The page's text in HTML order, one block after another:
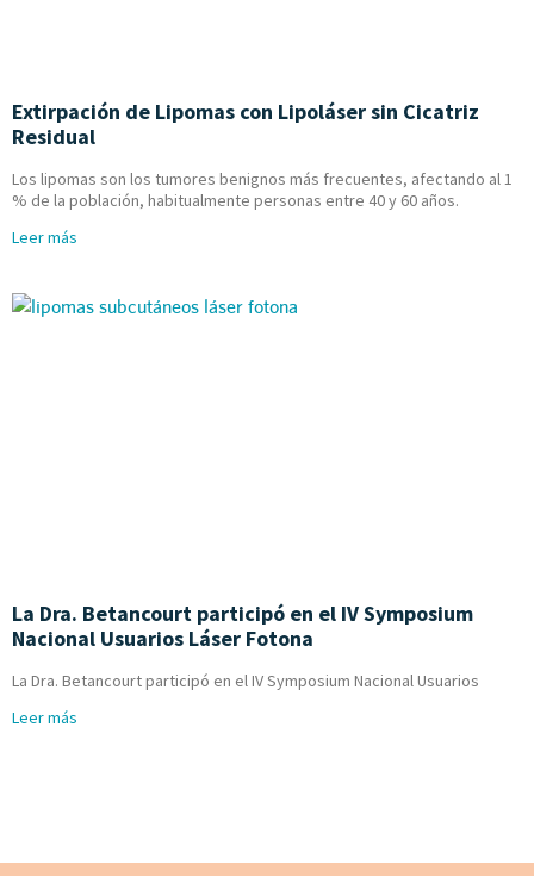
Extirpación de Lipomas con Lipoláser sin Cicatriz
Residual
Los lipomas son los tumores benignos más frecuentes, afectando al 1
% de la población, habitualmente personas entre 40 y 60 años.
Leer más
La Dra. Betancourt participó en el IV Symposium
Nacional Usuarios Láser Fotona
La Dra. Betancourt participó en el IV Symposium Nacional Usuarios
Leer más